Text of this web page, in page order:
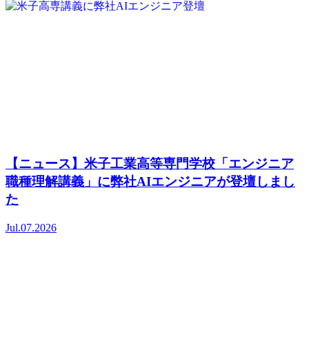
【ニュース】米子工業高等専門学校「エンジニア
職種理解講義」に弊社AIエンジニアが登壇しまし
た
Jul.07.2026